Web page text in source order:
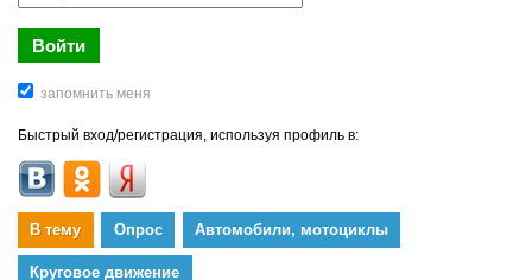
Быстрый вход/регистрация, используя профиль в:
В тему Опрос Автомобили, мотоциклы
Круговое движение